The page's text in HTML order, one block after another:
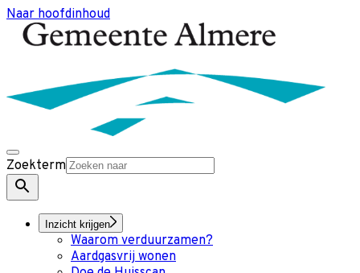
Naar hoofdinhoud
Zoekterm
Inzicht krijgen
Waarom verduurzamen?
Aardgasvrij wonen